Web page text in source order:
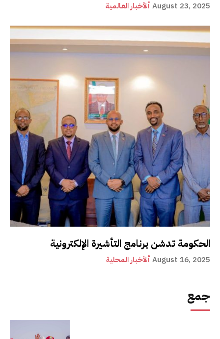
ألأخبار العالمية August 23, 2025
الحكومة تدشن برنامج التأشيرة الإلكترونية
ألأخبار المحلية August 16, 2025
جمع